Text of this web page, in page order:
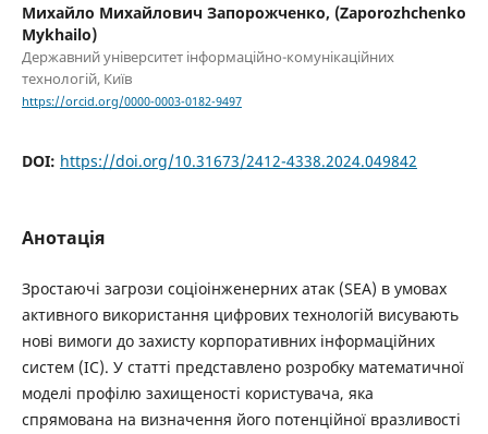
Михайло Михайлович Запорожченко, (Zaporozhchenko
Mykhailo)
Державний університет інформаційно-комунікаційних
технологій, Київ
https://orcid.org/0000-0003-0182-9497
DOI: https://doi.org/10.31673/2412-4338.2024.049842
Анотація
Зростаючі загрози соціоінженерних атак (SEA) в умовах
активного використання цифрових технологій висувають
нові вимоги до захисту корпоративних інформаційних
систем (ІС). У статті представлено розробку математичної
моделі профілю захищеності користувача, яка
спрямована на визначення його потенційної вразливості